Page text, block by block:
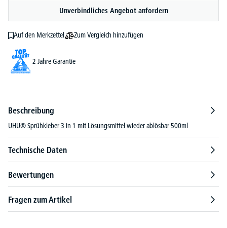
Unverbindliches Angebot anfordern
Auf den Merkzettel Zum Vergleich hinzufügen
2 Jahre Garantie
Beschreibung
UHU® Sprühkleber 3 in 1 mit Lösungsmittel wieder ablösbar 500ml
Technische Daten
Bewertungen
Fragen zum Artikel